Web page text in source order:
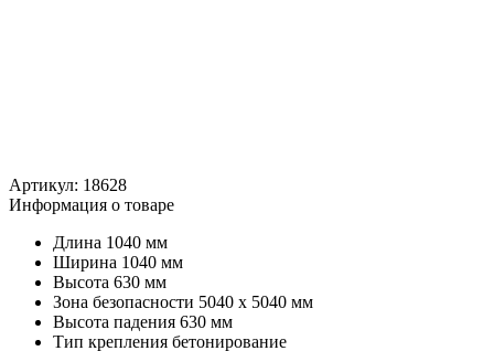
Артикул: 18628
Информация о товаре
Длина 1040 мм
Ширина 1040 мм
Высота 630 мм
Зона безопасности 5040 х 5040 мм
Высота падения 630 мм
Тип крепления бетонирование